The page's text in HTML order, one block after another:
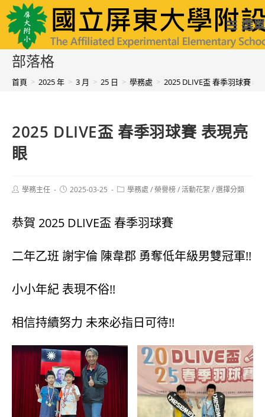
跳
轉
至
國立屏東大學附設實驗國民小學 選單
部落格
首頁 > 2025 年 > 3 月 > 25 日 > 學務處 > 2025 DLIVE盃 春季羽球賽 表
2025 DLIVE盃 春季羽球賽 表現亮
眼
Post學務主任
Post2025-03-25
Post學務處 /榮譽榜/活動花絮 /選擇分類
恭賀 2025 DLIVE盃 春季羽球賽
二年乙班 謝宇倫 陳韋郡 勇奪低年級男雙冠軍!!
小小年紀 表現不俗!!
相信持續努力 未來必指日可待!!